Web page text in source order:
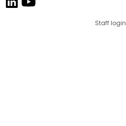
Staff login